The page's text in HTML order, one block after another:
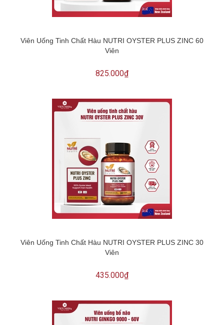
Viên Uống Tinh Chất Hàu NUTRI OYSTER PLUS ZINC 60
Viên
825.000₫
Viên Uống Tinh Chất Hàu NUTRI OYSTER PLUS ZINC 30
Viên
435.000₫